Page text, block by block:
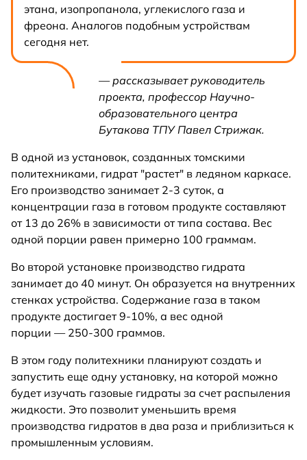
этана, изопропанола, углекислого газа и
фреона. Аналогов подобным устройствам
сегодня нет.
— рассказывает руководитель
проекта, профессор Научно-
образовательного центра
Бутакова ТПУ Павел Стрижак.
В одной из установок, созданных томскими
политехниками, гидрат "растет" в ледяном каркасе.
Его производство занимает 2-3 суток, а
концентрации газа в готовом продукте составляют
от 13 до 26% в зависимости от типа состава. Вес
одной порции равен примерно 100 граммам.
Во второй установке производство гидрата
занимает до 40 минут. Он образуется на внутренних
стенках устройства. Содержание газа в таком
продукте достигает 9-10%, а вес одной
порции — 250-300 граммов.
В этом году политехники планируют создать и
запустить еще одну установку, на которой можно
будет изучать газовые гидраты за счет распыления
жидкости. Это позволит уменьшить время
производства гидратов в два раза и приблизиться к
промышленным условиям.